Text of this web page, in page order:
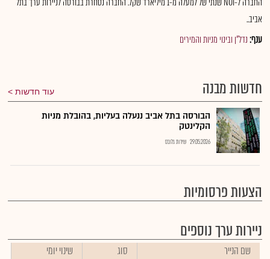
אביב..
ענף:נדל"ן ובינוי מניות והמירים
חדשות מבנה עוד חדשות
הבורסה בתל אביב ננעלה בעליות, בהובלת מניות
הקלינטק
29.05.2026 שירות גלובס
הצעות פרסומיות
ניירות ערך נוספים
שם הנייר סוג
שינוי יומי